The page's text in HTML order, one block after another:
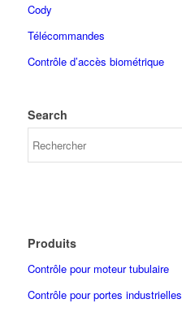
Cody
Télécommandes
Contrôle d’accès biométrique
Search
Produits
Contrôle pour moteur tubulaire
Contrôle pour portes industrielles